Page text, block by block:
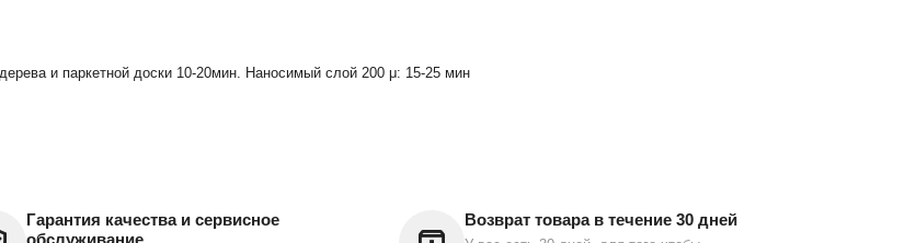
и паркетной доски 10-20мин. Наносимый слой 200 μ: 15-25 мин
Гарантия качества и сервисное
обслуживание
Возврат товара в течение 30 дней